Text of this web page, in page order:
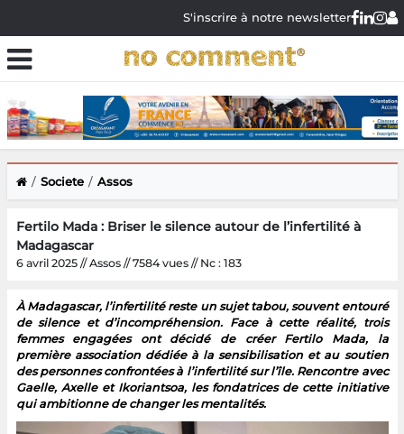
S'inscrire à notre newsletter
Societe Assos
Fertilo Mada : Briser le silence autour de l’infertilité à
Madagascar
6 avril 2025 // Assos // 7584 vues // Nc : 183
À Madagascar, l’infertilité reste un sujet tabou, souvent entouré
de silence et d’incompréhension. Face à cette réalité, trois
femmes engagées ont décidé de créer Fertilo Mada, la
première association dédiée à la sensibilisation et au soutien
des personnes confrontées à l’infertilité sur l’île. Rencontre avec
Gaelle, Axelle et Ikoriantsoa, les fondatrices de cette initiative
qui ambitionne de changer les mentalités.